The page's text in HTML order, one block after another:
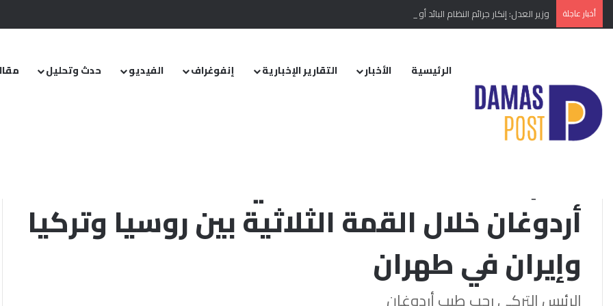
أخبار عاجلة وزير العدل: إنكار جرائم النظام البائد أو تبريرها مخالفة دستورية.. ومشروع قانون خاص إلى مجلس الشعب
الرئيسية الأخبار التقارير الإخبارية إنفوغراف الفيديو حدث وتحليل
الرئيسية/الأخبار /إقليمي ودولي
أردوغان خلال القمة الثلاثية بين روسيا وتركيا
وإيران في طهران